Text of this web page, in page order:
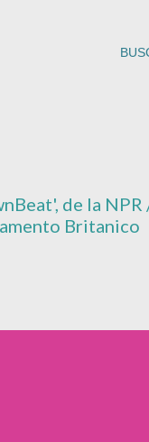
, de la
Britanico